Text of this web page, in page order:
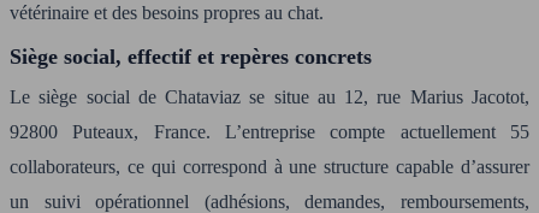
vétérinaire et des besoins propres au chat.
Siège social, effectif et repères concrets
Le siège social de Chataviaz se situe au 12, rue Marius Jacotot,
92800 Puteaux, France. L’entreprise compte actuellement 55
collaborateurs, ce qui correspond à une structure capable d’assurer
un suivi opérationnel (adhésions, demandes, remboursements,